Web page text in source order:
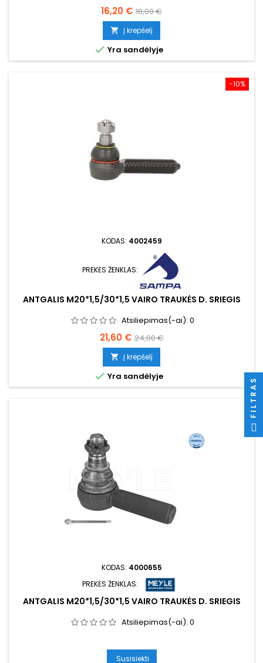
Kaina
16,20 € Bazinė
kaina
18,00 €
 Į krepšelį
 Yra sandėlyje
−10%
KODAS: 4002459
PREKĖS ŽENKLAS:
ANTGALIS M20*1,5/30*1,5 VAIRO TRAUKĖS D. SRIEGIS
Atsiliepimas(-ai): 0
Kaina
21,60 € Bazinė
kaina
24,00 €
 Į krepšelį
 Yra sandėlyje
KODAS: 4000655
PREKĖS ŽENKLAS:
ANTGALIS M20*1,5/30*1,5 VAIRO TRAUKĖS D. SRIEGIS
Atsiliepimas(-ai): 0
Susisiekti
FILTRAS